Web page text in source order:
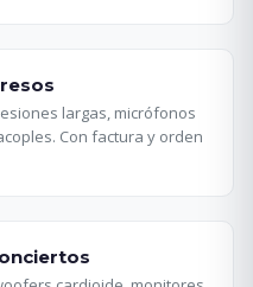
largas, micrófonos
Con factura y orden